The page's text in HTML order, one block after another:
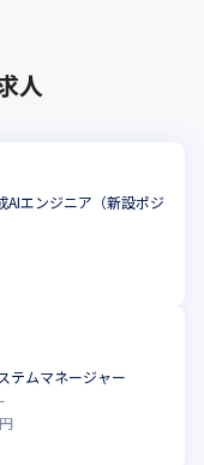
人
AIエンジニア（新設ポジ
テムマネージャー